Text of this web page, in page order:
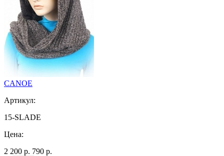
CANOE
Артикул:
15-SLADE
Цена:
2 200 р. 790 р.